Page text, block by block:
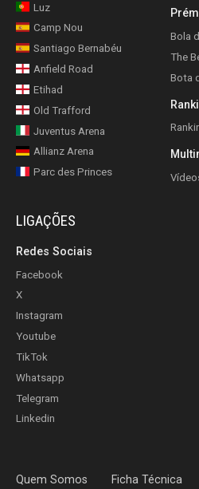
Luz
Camp Nou
Santiago Bernabéu
Anfield Road
Etihad
Old Trafford
Juventus Arena
Allianz Arena
Parc des Princes
Bola
The
Bota
LIGAÇÕES
Redes Sociais
Facebook
X
Instagram
Youtube
TikTok
Whatsapp
Telegram
Linkedin
Quem Somos Ficha Técnica